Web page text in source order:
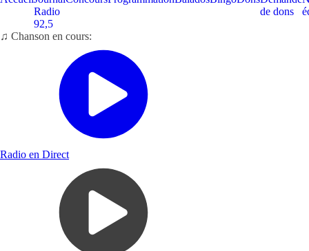
Radio
92,5
de dons
♫ Chanson en cours:
Radio en Direct